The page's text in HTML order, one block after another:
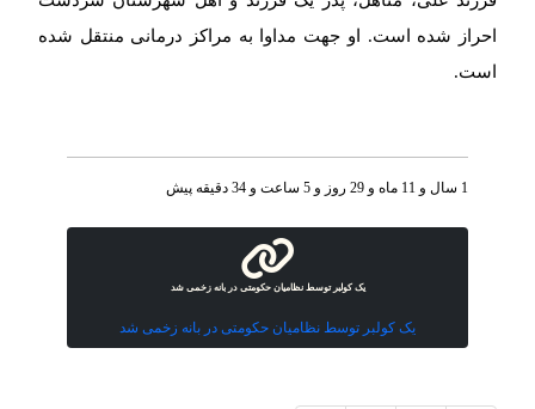
احراز شده است. او جهت مداوا به مراکز درمانی منتقل شده
است.
1 سال و 11 ماه و 29 روز و 5 ساعت و 34 دقیقه پیش
یک کولبر توسط نظامیان حکومتی در بانه زخمی شد
یک کولبر توسط نظامیان حکومتی در بانه زخمی شد